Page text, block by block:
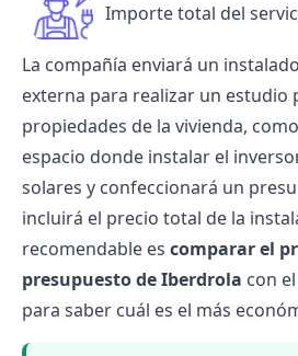
Importe total del
La compañía enviará un
externa para realizar un estudio
propiedades de la vivienda,
espacio donde instalar el
solares y confeccionará un
incluirá el precio total de la
recomendable es comparar el
presupuesto de Iberdrola con
para saber cuál es el más